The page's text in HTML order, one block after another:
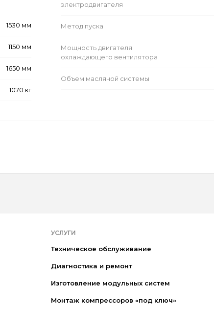
электродвигателя
Метод пуска
Мощность двигателя
охлаждающего вентилятора
Объем масляной системы
1530 мм
1150 мм
1650 мм
1070 кг
УСЛУГИ
Техническое обслуживание
Диагностика и ремонт
Изготовление модульных систем
Монтаж компрессоров «под ключ»